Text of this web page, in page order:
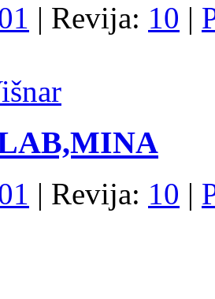
| Revija: 10 |
| Revija: 10 |